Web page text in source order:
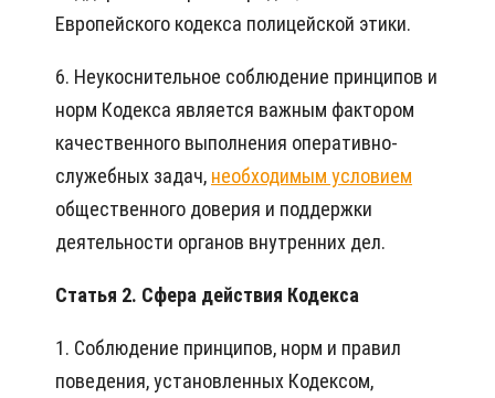
Европейского кодекса полицейской этики.
6. Неукоснительное соблюдение принципов и
норм Кодекса является важным фактором
качественного выполнения оперативно-
служебных задач, необходимым условием
общественного доверия и поддержки
деятельности органов внутренних дел.
Статья 2. Сфера действия Кодекса
1. Соблюдение принципов, норм и правил
поведения, установленных Кодексом,